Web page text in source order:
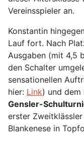
Vereinsspieler an.
Konstantin
Lauf fort. Nach
Ausgaben (mit 4,5
den Schalter
sensationellen
hier: Link) und dem
Gensler-
erster
Blankenese in